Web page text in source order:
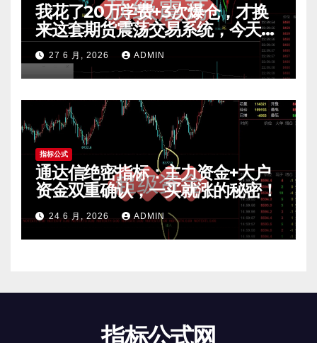
我花了20万学费+3次爆仓，才换
来这套期货震荡交易系统，今天免
费公开核心逻辑
27 6 月, 2026 ADMIN
指标公式
通达信绝密指标：主力资金+大户
资金双重确认，一买就涨的秘密！
24 6 月, 2026 ADMIN
指标公式网